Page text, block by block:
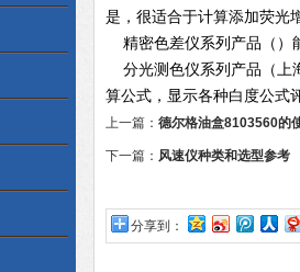
是，很适合于计算添加荧光
精密色差仪系列产品（）
分光测色仪系列产品（上
算公式，显示各种白度公式
上一篇： 德尔格油盒8103560的
下一篇： 风速仪种类和选型参考
分享到：